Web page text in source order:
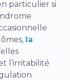
particulier si
la
l’irritabilité